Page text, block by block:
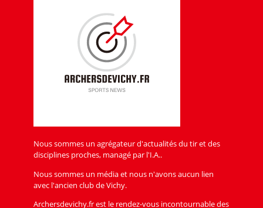
Nous sommes un agrégateur d'actualités du tir et des
disciplines proches, managé par l'I.A..
Nous sommes un média et nous n'avons aucun lien
avec l'ancien club de Vichy.
Archersdevichy.fr est le rendez-vous incontournable des